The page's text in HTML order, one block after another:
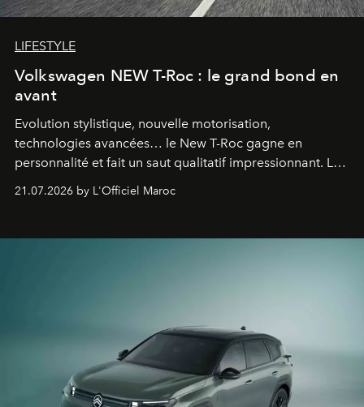
LIFESTYLE
Volkswagen NEW T-Roc : le grand bond en
avant
Evolution stylistique, nouvelle motorisation,
technologies avancées… le New T-Roc gagne en
personnalité et fait un saut qualitatif impressionnant. Le
fétiche pour le rendre plus premium. Et le pari semble
21.07.2026 by L'Officiel Maroc